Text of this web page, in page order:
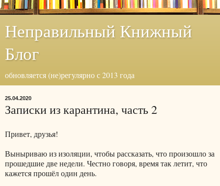
Неправильный Книжный
Блог
обновляется (не)регулярно с 2013 года
25.04.2020
Записки из карантина, часть 2
Привет, друзья!
Выныриваю из изоляции, чтобы рассказать, что произошло за
прошедшие две недели. Честно говоря, время так летит, что
кажется прошёл один день.